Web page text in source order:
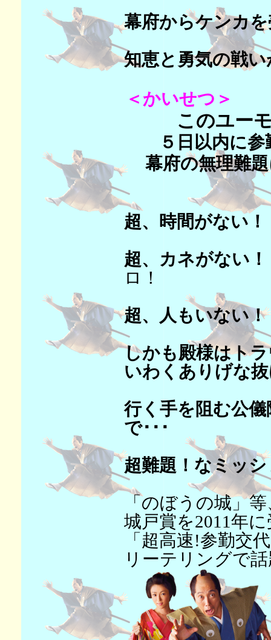
幕府からケンカ
知恵と勇気の戦
＜かいせつ＞
このユー
５日以内に
幕府の無理難
超、時間がない！
超、カネがない！
ロ！
超、人もいない！
しかも殿様はト
いわくありげな
行く手を阻む公
で･･･
超難題！なミッ
「のぼうの城」
城戸賞を2011年
「超高速!参勤交
リーテリングで